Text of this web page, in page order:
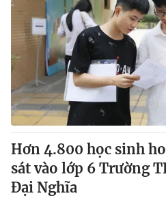
Thế giới
Tin tức
Thế giới đó đây
Câu chuyện quốc tế
Kinh tế
Tài chính
Thị trường
Góc doanh nghiệp
Dữ liệu và đời sống
Truyền hình
Phim VTV
Giải trí
Hơn 4.800 học sinh
sát vào lớp 6 Trường
Đại Nghĩa